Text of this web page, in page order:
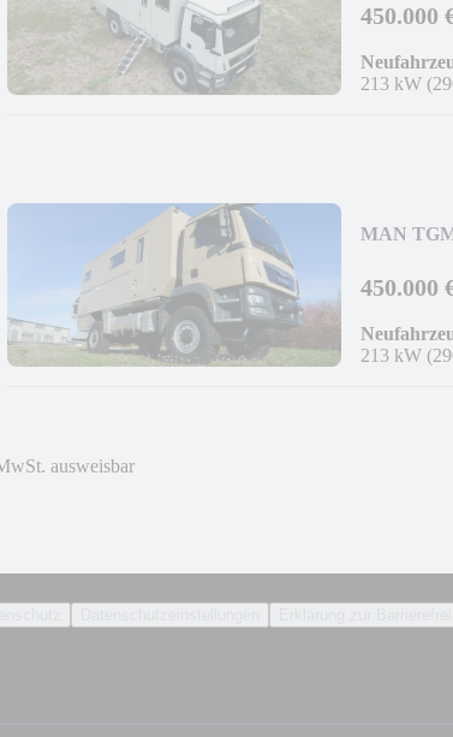
450.000
213 kW
MAN
450.000
213 kW
ausweisbar